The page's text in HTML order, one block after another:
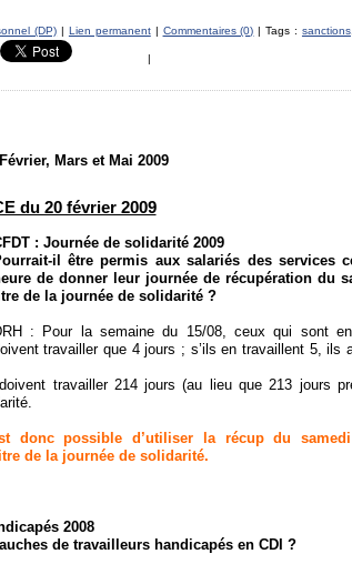
(DP) | Lien permanent| Commentaires (0) | Tags : sanctions,
|
Mars et Mai 2009
du 20 février 2009
: Journée de solidarité 2009
il être permis aux salariés des services
de donner leur journée de récupération du
de la journée de solidarité ?
: Pour la semaine du 15/08, ceux qui sont
travailler que 4 jours ; s’ils en travaillent 5, ils
travailler 214 jours (au lieu que 213 jours
donc possible d’utiliser la récup du
de la journée de solidarité.
2008
de travailleurs handicapés en CDI ?